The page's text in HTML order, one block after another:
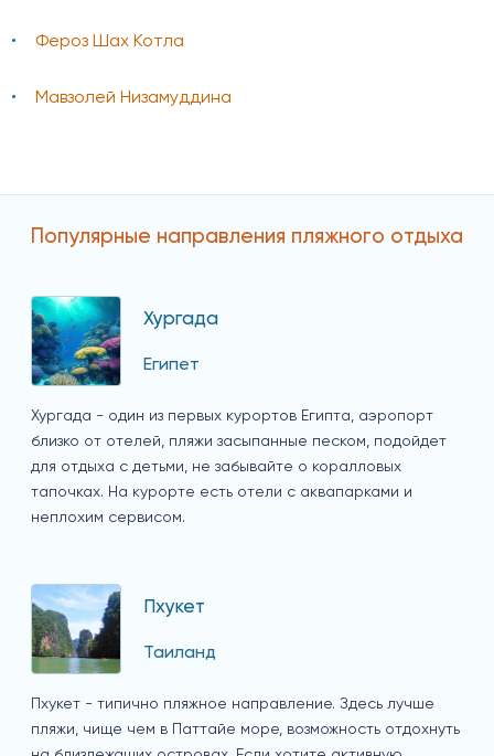
Фероз Шах Котла
Мавзолей Низамуддина
Популярные направления пляжного отдыха
Хургада
Египет
Хургада - один из первых курортов Египта, аэропорт
близко от отелей, пляжи засыпанные песком, подойдет
для отдыха с детьми, не забывайте о коралловых
тапочках. На курорте есть отели с аквапарками и
неплохим сервисом.
Пхукет
Таиланд
Пхукет - типично пляжное направление. Здесь лучше
пляжи, чище чем в Паттайе море, возможность отдохнуть